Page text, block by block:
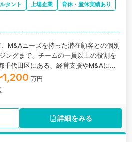
タント 上場企業
育休・産休実績あり
M&Aニーズを持った潜在顧客との個別
ングまで、チームの一員以上の役割を
千代田区にある、経営支援やM&Aに関
大手企業の求人です。
万円
詳細をみる